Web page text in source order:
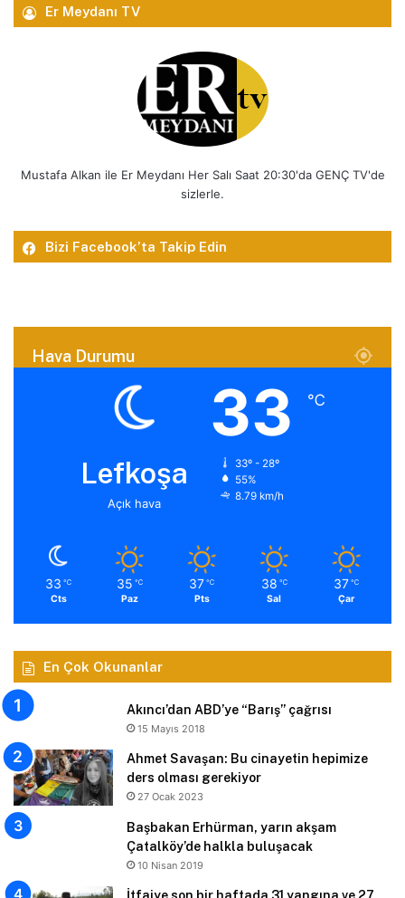
Er Meydanı TV
Mustafa Alkan ile Er Meydanı Her Salı Saat 20:30'da GENÇ TV'de
sizlerle.
Bizi Facebook’ta Takip Edin
Hava Durumu
Lefkoşa
Açık hava
33 ℃
33º - 28º
55%
8.79 km/h
33 ℃
Cts
35 ℃
Paz
37 ℃
Pts
38 ℃
Sal
37 ℃
Çar
En Çok Okunanlar
Akıncı’dan ABD’ye “Barış” çağrısı
15 Mayıs 2018
Ahmet Savaşan: Bu cinayetin hepimize
ders olması gerekiyor
27 Ocak 2023
Başbakan Erhürman, yarın akşam
Çatalköy’de halkla buluşacak
10 Nisan 2019
İtfaiye son bir haftada 31 yangına ve 27